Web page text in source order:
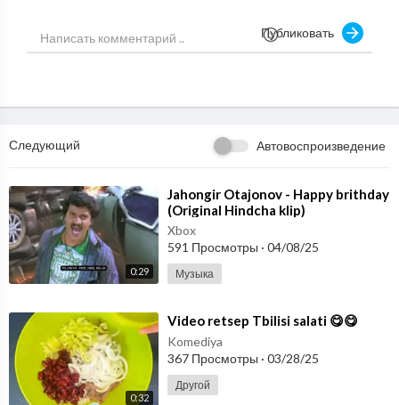
•Uksuz
•Tuz
Публиковать
Следующий Автовоспроизведение
0:29
⁣Jahongir Otajonov - Happy brithday
(Original Hindcha klip)
Xbox
591 Просмотры · 04/08/25
Музыка
0:32
⁣Video retsep Tbilisi salati 😋😋
Komediya
367 Просмотры · 03/28/25
Другой